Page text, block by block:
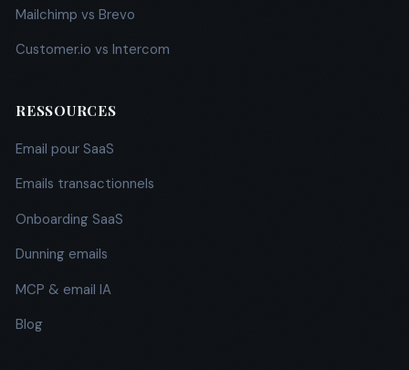
Mailchimp vs Brevo
Customer.io vs Intercom
RESSOURCES
Email pour SaaS
Emails transactionnels
Onboarding SaaS
Dunning emails
MCP & email IA
Blog